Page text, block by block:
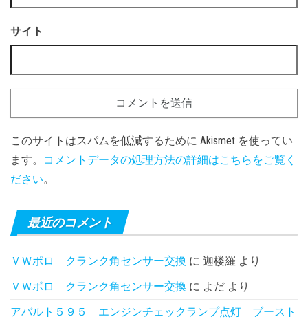
サイト
このサイトはスパムを低減するために Akismet を使ってい
ます。
コメントデータの処理方法の詳細はこちらをご覧く
ださい。
最近のコメント
ＶＷポロ クランク角センサー交換 に 迦楼羅 より
ＶＷポロ クランク角センサー交換 に よだ より
アバルト５９５ エンジンチェックランプ点灯 ブースト